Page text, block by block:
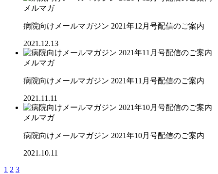
メルマガ
病院向けメールマガジン 2021年12月号配信のご案内
2021.12.13
メルマガ
病院向けメールマガジン 2021年11月号配信のご案内
2021.11.11
メルマガ
病院向けメールマガジン 2021年10月号配信のご案内
2021.10.11
1 2 3